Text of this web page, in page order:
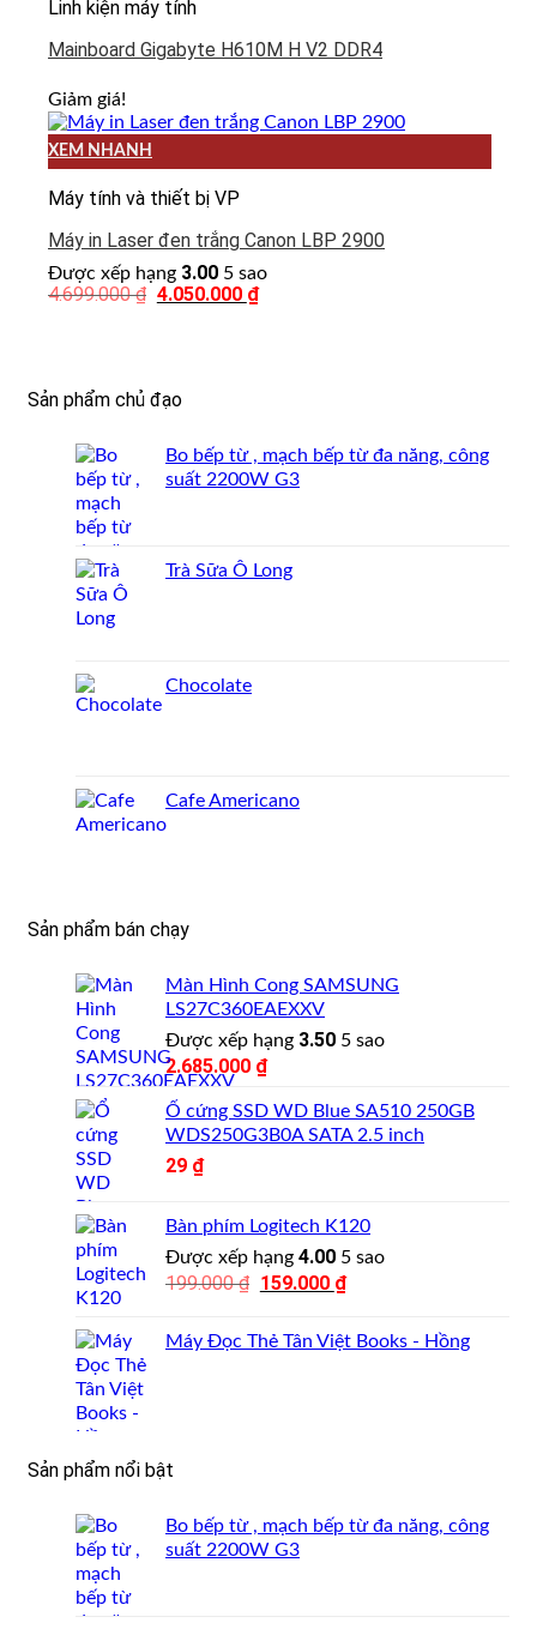
Linh kiện máy tính
Mainboard Gigabyte H610M H V2 DDR4
Giảm giá!
XEM NHANH
Máy tính và thiết bị VP
Máy in Laser đen trắng Canon LBP 2900
Được xếp hạng 3.00 5 sao
4.699.000₫ Giá
4.050.000 ₫Giá
Sản phẩm chủ đạo
Bo bếp từ , mạch bếp từ đa năng, công
suất 2200W G3
Trà Sữa Ô Long
Chocolate
Cafe Americano
Sản phẩm bán chạy
Màn Hình Cong SAMSUNG
LS27C360EAEXXV
Được xếp hạng 3.50 5 sao
2.685.000 ₫
Ổ cứng SSD WD Blue SA510 250GB
WDS250G3B0A SATA 2.5 inch
29 ₫
Bàn phím Logitech K120
Được xếp hạng 4.00 5 sao
199.000₫
Giá
là:
199.000 ₫.
159.000 ₫Giá
tại
Máy Đọc Thẻ Tân Việt Books - Hồng
Sản phẩm nổi bật
Bo bếp từ , mạch bếp từ đa năng, công
suất 2200W G3